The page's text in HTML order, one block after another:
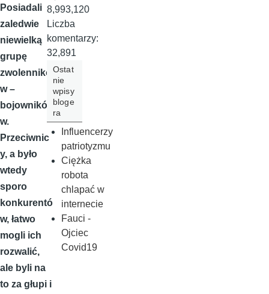
Posiadali
zaledwie
niewielką
grupę
zwolennikó
w –
bojownikó
w.
Przeciwnic
y, a było
wtedy
sporo
konkurentó
w, łatwo
mogli ich
rozwalić,
ale byli na
to za głupi i
8,993,120
Liczba
komentarzy:
32,891
Ostat
nie
wpisy
bloge
ra
Influencerzy
patriotyzmu
Ciężka
robota
chlapać w
internecie
Fauci -
Ojciec
Covid19